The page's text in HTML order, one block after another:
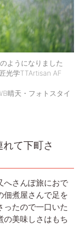
ようになりました
光学TTArtisan AF
晴天・フォトスタイ
て下町さ
へさんぽ旅におで
佃煮屋さんで足を
ったので一口いた
の美味しさはもち